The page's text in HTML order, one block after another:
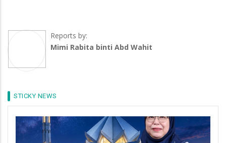
Reports by:
Mimi Rabita binti Abd Wahit
STICKY NEWS